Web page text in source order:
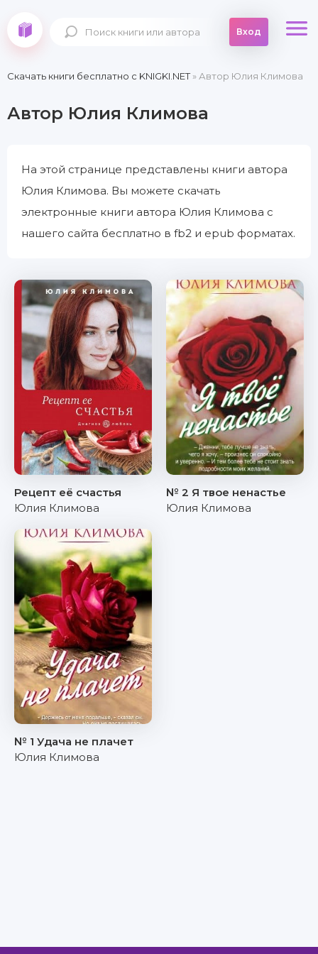
Вход
Скачать книги бесплатно c KNIGKI.NET» Автор Юлия Климова
Автор Юлия Климова
На этой странице представлены книги автора
Юлия Климова. Вы можете скачать
электронные книги автора Юлия Климова с
нашего сайта бесплатно в fb2 и epub форматах.
Рецепт её счастья
Юлия Климова
№ 2 Я твое ненастье
Юлия Климова
№ 1 Удача не плачет
Юлия Климова